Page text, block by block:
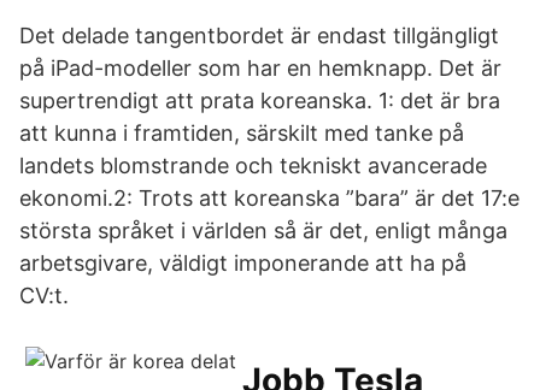
Det delade tangentbordet är endast tillgängligt
på iPad-modeller som har en hemknapp. Det är
supertrendigt att prata koreanska. 1: det är bra
att kunna i framtiden, särskilt med tanke på
landets blomstrande och tekniskt avancerade
ekonomi.2: Trots att koreanska ”bara” är det 17:e
största språket i världen så är det, enligt många
arbetsgivare, väldigt imponerande att ha på
CV:t.
Jobb Tesla